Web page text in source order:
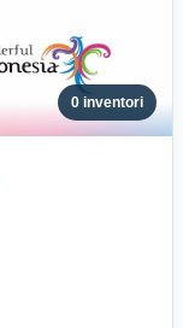
0 inventori